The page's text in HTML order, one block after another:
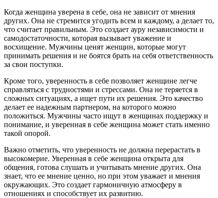
Когда женщина уверена в себе, она не зависит от мнения
других. Она не стремится угодить всем и каждому, а делает то,
что считает правильным. Это создает ауру независимости и
самодостаточности, которая вызывает уважение и
восхищение. Мужчины ценят женщин, которые могут
принимать решения и не боятся брать на себя ответственность
за свои поступки.
Кроме того, уверенность в себе позволяет женщине легче
справляться с трудностями и стрессами. Она не теряется в
сложных ситуациях, а ищет пути их решения. Это качество
делает ее надежным партнером, на которого можно
положиться. Мужчины часто ищут в женщинах поддержку и
понимание, и уверенная в себе женщина может стать именно
такой опорой.
Важно отметить, что уверенность не должна перерастать в
высокомерие. Уверенная в себе женщина открыта для
общения, готова слушать и учитывать мнение других. Она
знает, что ее мнение ценно, но при этом уважает и мнения
окружающих. Это создает гармоничную атмосферу в
отношениях и способствует их развитию.